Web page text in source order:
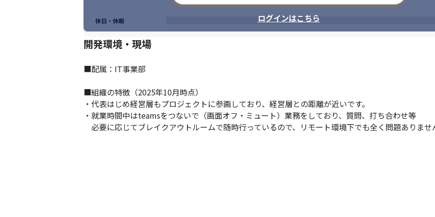
ログインはこちら
休日・休暇
開発環境・現場
■配属：IT事業部
■組織の特徴（2025年10月時点）
・代表はじめ経営層もプロジェクトに参画しており、経営層との距離が近いです。
・就業時間中はteamsをつないで（画面オフ・ミュート）業務をしており、質問、打ち合わせ等
必要に応じてブレイクアウトルームで随時行っているので、リモート環境下でも全く問題ありませ